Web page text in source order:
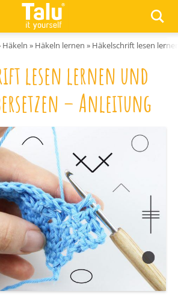
Häkeln » Häkeln lernen » Häkelschrift lesen
lesen lernen und
– Anleitung